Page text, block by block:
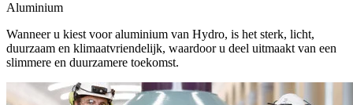
Aluminium
Wanneer u kiest voor aluminium van Hydro, is het sterk, licht,
duurzaam en klimaatvriendelijk, waardoor u deel uitmaakt van een
slimmere en duurzamere toekomst.